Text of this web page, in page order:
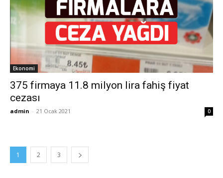
Ekonomi
375 firmaya 11.8 milyon lira fahiş fiyat
cezası
admin - 21 Ocak 2021 0
1 2 3